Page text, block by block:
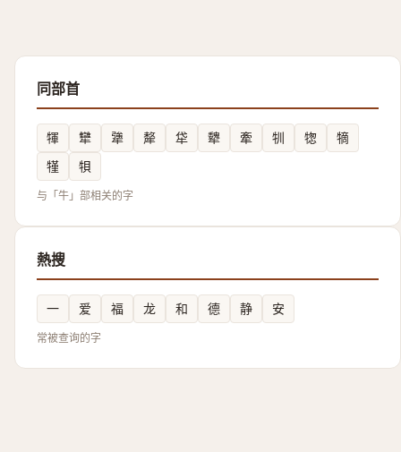
同部首
㹆 犫 犟 犛 牮 犩 牽 㸪 㹅
㹍
㹏
㸽
与「牛」部相关的字
熱搜
一 爱 福 龙 和 德 静 安
常被查询的字